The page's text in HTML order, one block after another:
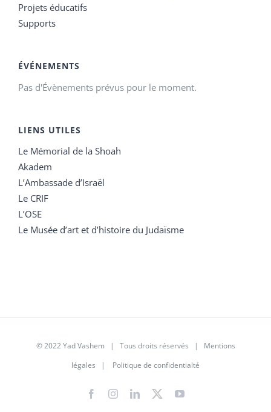
Projets éducatifs
Supports
ÉVÉNEMENTS
Pas d'Évènements prévus pour le moment.
LIENS UTILES
Le Mémorial de la Shoah
Akadem
L’Ambassade d’Israël
Le CRIF
L’OSE
Le Musée d’art et d’histoire du Judaïsme
© 2022 Yad Vashem | Tous droits réservés | Mentions
légales | Politique de confidentialté
FacebookInstagramLinkedIn
X YouTube